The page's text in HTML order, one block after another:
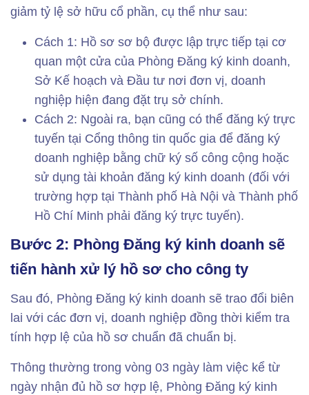
giảm tỷ lệ sở hữu cổ phần, cụ thể như sau:
Cách 1: Hồ sơ sơ bộ được lập trực tiếp tại cơ
quan một cửa của Phòng Đăng ký kinh doanh,
Sở Kế hoạch và Đầu tư nơi đơn vị, doanh
nghiệp hiện đang đặt trụ sở chính.
Cách 2: Ngoài ra, bạn cũng có thể đăng ký trực
tuyến tại Cổng thông tin quốc gia để đăng ký
doanh nghiệp bằng chữ ký số công cộng hoặc
sử dụng tài khoản đăng ký kinh doanh (đối với
trường hợp tại Thành phố Hà Nội và Thành phố
Hồ Chí Minh phải đăng ký trực tuyến).
Bước 2: Phòng Đăng ký kinh doanh sẽ
tiến hành xử lý hồ sơ cho công ty
Sau đó, Phòng Đăng ký kinh doanh sẽ trao đổi biên
lai với các đơn vị, doanh nghiệp đồng thời kiểm tra
tính hợp lệ của hồ sơ chuẩn đã chuẩn bị.
Thông thường trong vòng 03 ngày làm việc kể từ
ngày nhận đủ hồ sơ hợp lệ, Phòng Đăng ký kinh